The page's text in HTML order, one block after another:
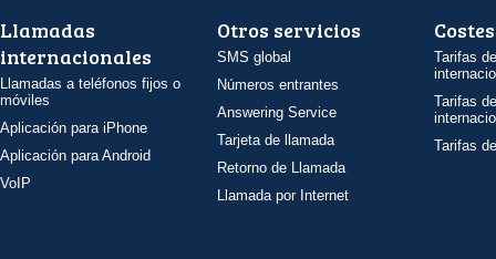
Llamadas
internacionales
Llamadas a teléfonos fijos o
móviles
Aplicación para iPhone
Aplicación para Android
VoIP
Otros servicios
SMS global
Números entrantes
Answering Service
Tarjeta de llamada
Retorno de Llamada
Llamada por Internet
Costes
Tarifas
Tarifas
Tarifas